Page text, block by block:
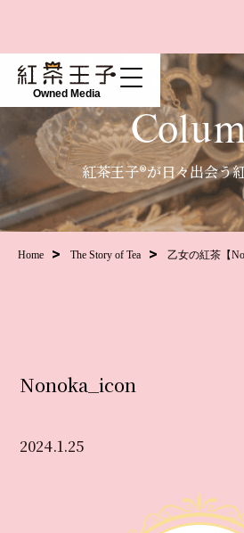
Owned Media
紅茶王子®が日々出会う
Home The Story of Tea 乙女の紅茶【
Nonoka_icon
2024.1.25